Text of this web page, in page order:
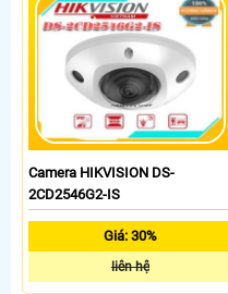
Camera HIKVISION DS-
2CD2546G2-IS
Giá: 30%
liên hệ